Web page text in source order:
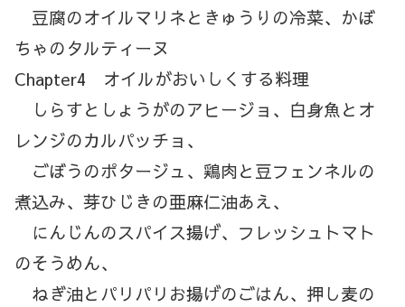
豆腐のオイルマリネときゅうりの冷菜、かぼ
ちゃのタルティーヌ
Chapter4 オイルがおいしくする料理
しらすとしょうがのアヒージョ、白身魚とオ
レンジのカルパッチョ、
ごぼうのポタージュ、鶏肉と豆フェンネルの
煮込み、芽ひじきの亜麻仁油あえ、
にんじんのスパイス揚げ、フレッシュトマト
のそうめん、
ねぎ油とパリパリお揚げのごはん、押し麦の